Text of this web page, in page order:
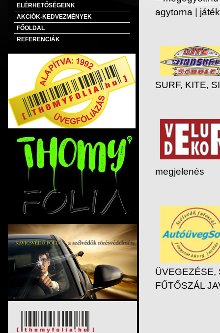
ELÉRHETŐSÉGEINK
AKCIÓK-KEDVEZMÉNYEK
FŐOLDAL
REFERENCIÁK
SURF, KITE,
megjelenés
ÜVEGEZÉSE,
FŰTŐSZÁL